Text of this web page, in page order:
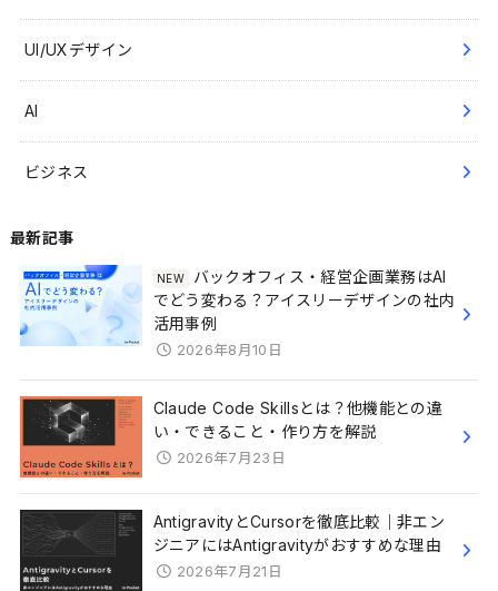
UI/UXデザイン
AI
ビジネス
最新記事
バックオフィス・経営企画業務はAI
でどう変わる？アイスリーデザインの社内
活用事例
2026年8月10日
Claude Code Skillsとは？他機能との違
い・できること・作り方を解説
2026年7月23日
AntigravityとCursorを徹底比較｜非エン
ジニアにはAntigravityがおすすめな理由
2026年7月21日